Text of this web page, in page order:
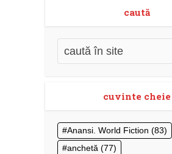
caută
cuvinte cheie
Anansi. World Fiction (83)
anchetă (77)